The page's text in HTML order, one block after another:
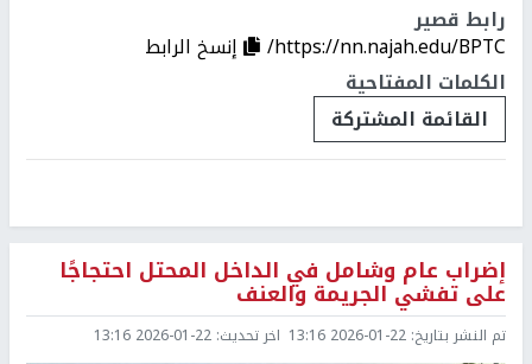
رابط قصير
https://nn.najah.edu/BPTC/
إنسخ الرابط
الكلمات المفتاحية
القائمة المشتركة
إضراب عام وشامل في الداخل المحتل احتجاجًا
على تفشي الجريمة والعنف
تم النشر بتاريخ: 2026-01-22 13:16 اخر تحديث: 2026-01-22 13:16